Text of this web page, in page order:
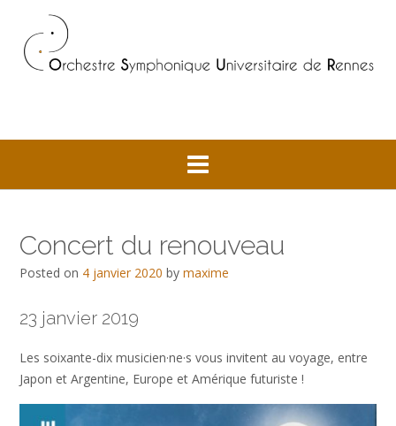
content
Concert du renouveau
Posted on 4 janvier 2020 by maxime
23 janvier 2019
Les soixante-dix musicien·ne·s vous invitent au voyage, entre
Japon et Argentine, Europe et Amérique futuriste !